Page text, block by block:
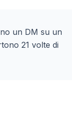
un DM su un
21 volte di